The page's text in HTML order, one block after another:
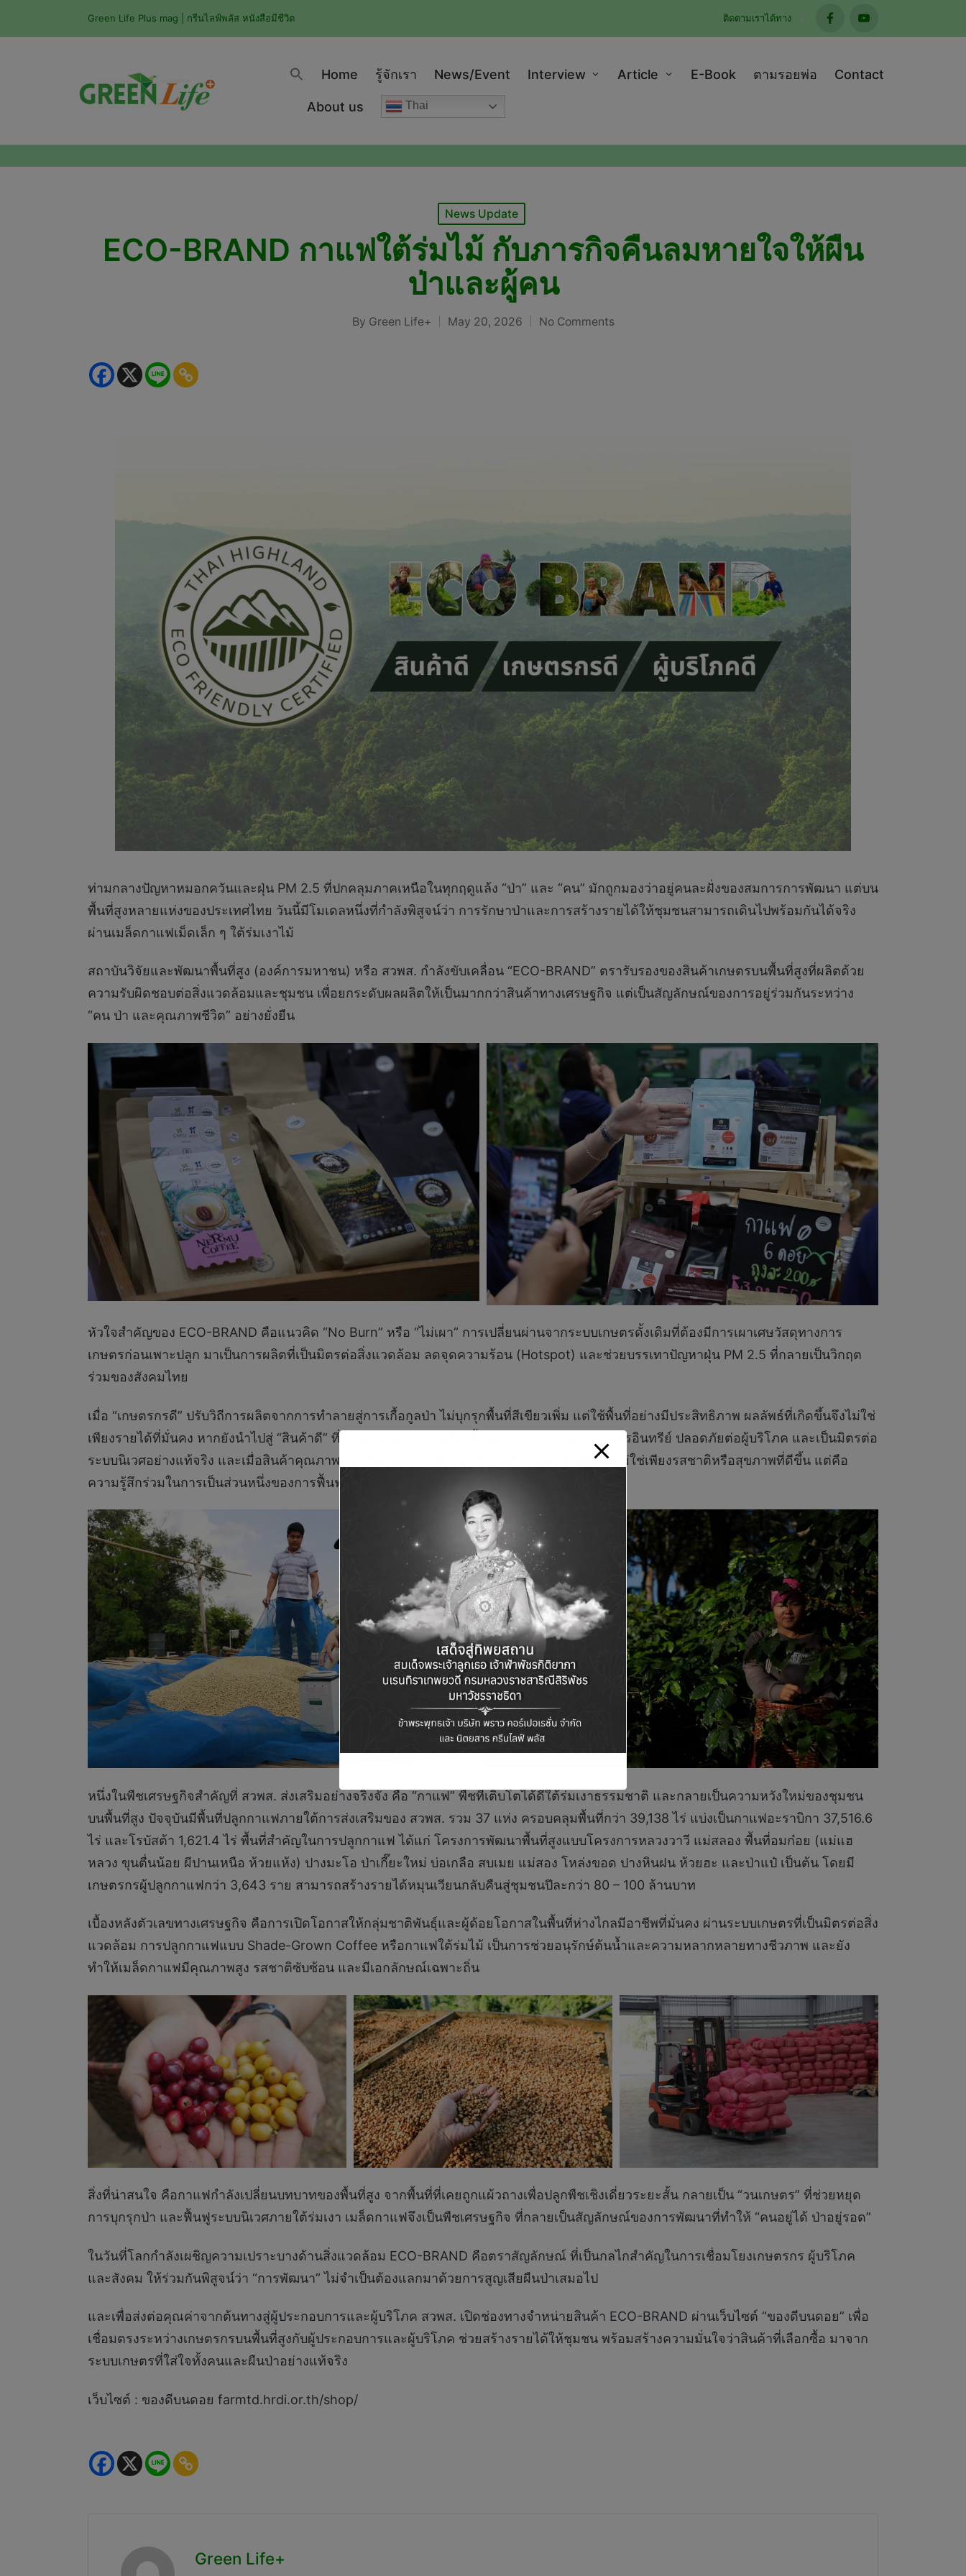
Green Life Plus mag | กรีนไลฟ์พลัส หนังสือมีชีวิต ติดตามเราได้ทาง
facebookyoutube
Home รู้จักเรา News/Event Interview Article E-Book ตามรอยพ่อ Contact
About us Thai
Posted
in
News Update
ECO-BRAND กาแฟใต้ร่มไม้ กับภารกิจคืนลมหายใจให้ผืน
ป่าและผู้คน
Posted
By Green Life+ May 20, 2026 No Comments
ท่ามกลางปัญหาหมอกควันและฝุ่น PM 2.5 ที่ปกคลุมภาคเหนือในทุกฤดูแล้ง “ป่า” และ “คน” มักถูกมองว่าอยู่คนละฝั่งของสมการการพัฒนา แต่บน
พื้นที่สูงหลายแห่งของประเทศไทย วันนี้มีโมเดลหนึ่งที่กำลังพิสูจน์ว่า การรักษาป่าและการสร้างรายได้ให้ชุมชนสามารถเดินไปพร้อมกันได้จริง
ผ่านเมล็ดกาแฟเม็ดเล็ก ๆ ใต้ร่มเงาไม้
สถาบันวิจัยและพัฒนาพื้นที่สูง (องค์การมหาชน) หรือ สวพส. กำลังขับเคลื่อน “ECO-BRAND” ตรารับรองของสินค้าเกษตรบนพื้นที่สูงที่ผลิตด้วย
ความรับผิดชอบต่อสิ่งแวดล้อมและชุมชน เพื่อยกระดับผลผลิตให้เป็นมากกว่าสินค้าทางเศรษฐกิจ แต่เป็นสัญลักษณ์ของการอยู่ร่วมกันระหว่าง
“คน ป่า และคุณภาพชีวิต” อย่างยั่งยืน
หัวใจสำคัญของ ECO-BRAND คือแนวคิด “No Burn” หรือ “ไม่เผา” การเปลี่ยนผ่านจากระบบเกษตรดั้งเดิมที่ต้องมีการเผาเศษวัสดุทางการ
เกษตรก่อนเพาะปลูก มาเป็นการผลิตที่เป็นมิตรต่อสิ่งแวดล้อม ลดจุดความร้อน (Hotspot) และช่วยบรรเทาปัญหาฝุ่น PM 2.5 ที่กลายเป็นวิกฤต
ร่วมของสังคมไทย
เมื่อ “เกษตรกรดี” ปรับวิถีการผลิตจากการทำลายสู่การเกื้อกูลป่า ไม่บุกรุกพื้นที่สีเขียวเพิ่ม แต่ใช้พื้นที่อย่างมีประสิทธิภาพ ผลลัพธ์ที่เกิดขึ้นจึงไม่ใช่
เพียงรายได้ที่มั่นคง หากยังนำไปสู่ “สินค้าดี” ที่ผ่านมาตรฐานการผลิต ทั้ง GAP และมาตรฐานเกษตรอินทรีย์ ปลอดภัยต่อผู้บริโภค และเป็นมิตรต่อ
ระบบนิเวศอย่างแท้จริง และเมื่อสินค้าคุณภาพเหล่านี้เดินทางถึงมือ “ผู้บริโภคดี” คุณค่าที่ได้รับจึงไม่ใช่เพียงรสชาติหรือสุขภาพที่ดีขึ้น แต่คือ
ความรู้สึกร่วมในการเป็นส่วนหนึ่งของการฟื้นฟูผืนป่าและลดมลพิษทางอากาศไปพร้อมกัน
หนึ่งในพืชเศรษฐกิจสำคัญที่ สวพส. ส่งเสริมอย่างจริงจัง คือ “กาแฟ” พืชที่เติบโตได้ดีใต้ร่มเงาธรรมชาติ และกลายเป็นความหวังใหม่ของชุมชน
บนพื้นที่สูง ปัจจุบันมีพื้นที่ปลูกกาแฟภายใต้การส่งเสริมของ สวพส. รวม 37 แห่ง ครอบคลุมพื้นที่กว่า 39,138 ไร่ แบ่งเป็นกาแฟอะราบิกา 37,516.6
ไร่ และโรบัสต้า 1,621.4 ไร่ พื้นที่สำคัญในการปลูกกาแฟ ได้แก่ โครงการพัฒนาพื้นที่สูงแบบโครงการหลวงวาวี แม่สลอง พื้นที่อมก๋อย (แม่แฮ
หลวง ขุนตื่นน้อย ผีปานเหนือ ห้วยแห้ง) ปางมะโอ ป่าเกี๊ยะใหม่ บ่อเกลือ สบเมย แม่สอง โหล่งขอด ปางหินฝน ห้วยฮะ และป่าแป๋ เป็นต้น โดยมี
เกษตรกรผู้ปลูกกาแฟกว่า 3,643 ราย สามารถสร้างรายได้หมุนเวียนกลับคืนสู่ชุมชนปีละกว่า 80 – 100 ล้านบาท
เบื้องหลังตัวเลขทางเศรษฐกิจ คือการเปิดโอกาสให้กลุ่มชาติพันธุ์และผู้ด้อยโอกาสในพื้นที่ห่างไกลมีอาชีพที่มั่นคง ผ่านระบบเกษตรที่เป็นมิตรต่อสิ่ง
แวดล้อม การปลูกกาแฟแบบ Shade-Grown Coffee หรือกาแฟใต้ร่มไม้ เป็นการช่วยอนุรักษ์ต้นน้ำและความหลากหลายทางชีวภาพ และยัง
ทำให้เมล็ดกาแฟมีคุณภาพสูง รสชาติซับซ้อน และมีเอกลักษณ์เฉพาะถิ่น
สิ่งที่น่าสนใจ คือกาแฟกำลังเปลี่ยนบทบาทของพื้นที่สูง จากพื้นที่ที่เคยถูกแผ้วถางเพื่อปลูกพืชเชิงเดี่ยวระยะสั้น กลายเป็น “วนเกษตร” ที่ช่วยหยุด
การบุกรุกป่า และฟื้นฟูระบบนิเวศภายใต้ร่มเงา เมล็ดกาแฟจึงเป็นพืชเศรษฐกิจ ที่กลายเป็นสัญลักษณ์ของการพัฒนาที่ทำให้ “คนอยู่ได้ ป่าอยู่รอด”
ในวันที่โลกกำลังเผชิญความเปราะบางด้านสิ่งแวดล้อม ECO-BRAND คือตราสัญลักษณ์ ที่เป็นกลไกสำคัญในการเชื่อมโยงเกษตรกร ผู้บริโภค
และสังคม ให้ร่วมกันพิสูจน์ว่า “การพัฒนา” ไม่จำเป็นต้องแลกมาด้วยการสูญเสียผืนป่าเสมอไป
และเพื่อส่งต่อคุณค่าจากต้นทางสู่ผู้ประกอบการและผู้บริโภค สวพส. เปิดช่องทางจำหน่ายสินค้า ECO-BRAND ผ่านเว็บไซต์ “ของดีบนดอย” เพื่อ
เชื่อมตรงระหว่างเกษตรกรบนพื้นที่สูงกับผู้ประกอบการและผู้บริโภค ช่วยสร้างรายได้ให้ชุมชน พร้อมสร้างความมั่นใจว่าสินค้าที่เลือกซื้อ มาจาก
ระบบเกษตรที่ใส่ใจทั้งคนและผืนป่าอย่างแท้จริง
เว็บไซต์ : ของดีบนดอย farmtd.hrdi.or.th/shop/
Green Life+